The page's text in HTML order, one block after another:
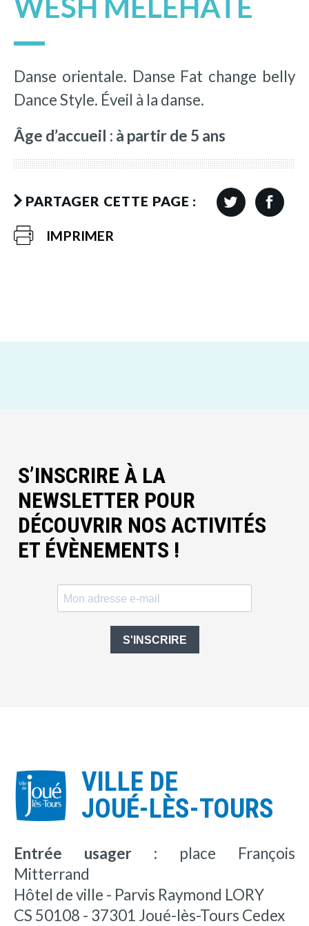
WESH MELEHATE
Danse orientale. Danse Fat change belly
Dance Style. Éveil à la danse.
Âge d’accueil : à partir de 5 ans
PARTAGER CETTE PAGE :
IMPRIMER
S’INSCRIRE À LA
NEWSLETTER POUR
DÉCOUVRIR NOS ACTIVITÉS
ET ÉVÈNEMENTS !
S'INSCRIRE
VILLE DE
JOUÉ-LÈS-TOURS
Entrée usager : place François
Mitterrand
Hôtel de ville - Parvis Raymond LORY
CS 50108 - 37301 Joué-lès-Tours Cedex